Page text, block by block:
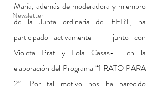
Newsletter
María, además de moderadora y miembro
de la Junta ordinaria del FERT, ha
participado activamente -  junto con
Violeta Prat y Lola Casas-  en la
elaboración del Programa “1 RATO PARA
2”. Por tal motivo nos ha parecido